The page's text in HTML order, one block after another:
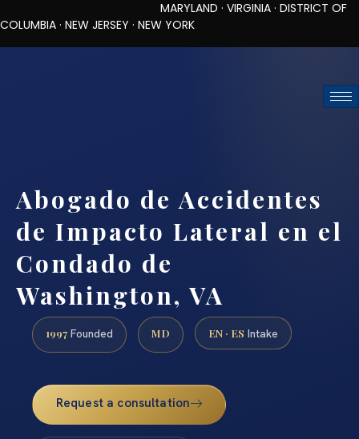
MARYLAND · VIRGINIA · DISTRICT OF
COLUMBIA · NEW JERSEY · NEW YORK
Abogado de Accidentes
de Impacto Lateral en el
Condado de
Washington, VA
1997 Founded MD EN · ES Intake
Request a consultation